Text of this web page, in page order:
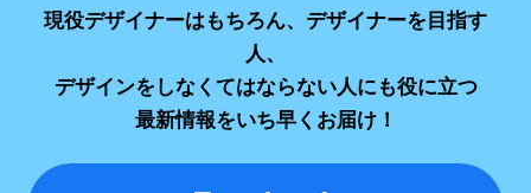
現役デザイナーはもちろん、デザイナーを目指す
人、
デザインをしなくてはならない人にも役に立つ
最新情報をいち早くお届け！